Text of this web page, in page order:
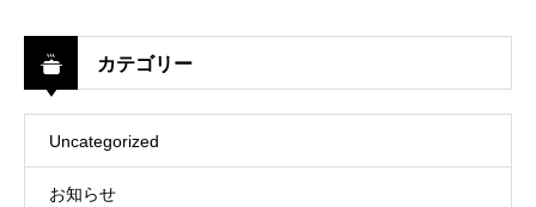
カテゴリー
Uncategorized
お知らせ